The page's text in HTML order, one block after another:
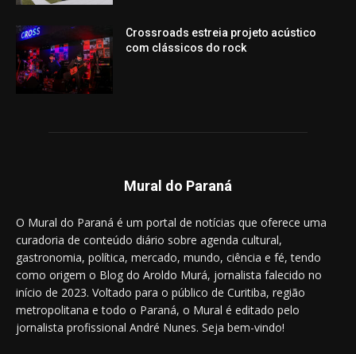
Crossroads estreia projeto acústico
com clássicos do rock
Mural do Paraná
O Mural do Paraná é um portal de notícias que oferece uma
curadoria de conteúdo diário sobre agenda cultural,
gastronomia, política, mercado, mundo, ciência e fé, tendo
como origem o Blog do Aroldo Murá, jornalista falecido no
início de 2023. Voltado para o público de Curitiba, região
metropolitana e todo o Paraná, o Mural é editado pelo
jornalista profissional André Nunes. Seja bem-vindo!